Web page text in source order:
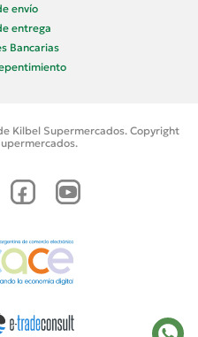
envío
entrega
Bancarias
Kilbel Supermercados. Copyright